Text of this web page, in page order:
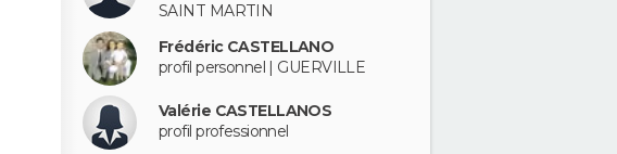
SAINT MARTIN
Frédéric CASTELLANO
profil personnel | GUERVILLE
Valérie CASTELLANOS
profil professionnel